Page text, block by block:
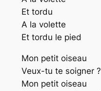
Et tordu
A la volette
Et tordu le pied
Mon petit oiseau
Veux-tu te soigner ?
Mon petit oiseau